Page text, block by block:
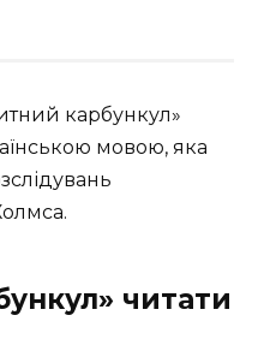
карбункул»
мовою, яка
читати